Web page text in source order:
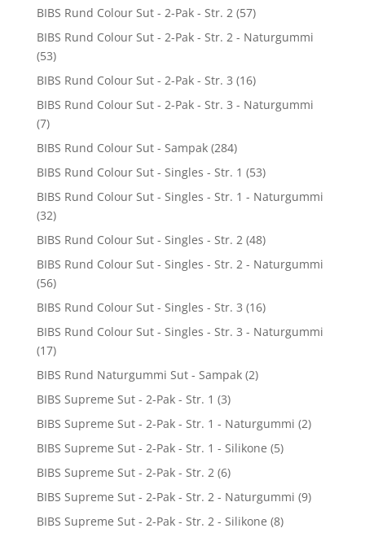
BIBS Rund Colour Sut - 2-Pak - Str. 2 (57)
BIBS Rund Colour Sut - 2-Pak - Str. 2 - Naturgummi
(53)
BIBS Rund Colour Sut - 2-Pak - Str. 3 (16)
BIBS Rund Colour Sut - 2-Pak - Str. 3 - Naturgummi
(7)
BIBS Rund Colour Sut - Sampak (284)
BIBS Rund Colour Sut - Singles - Str. 1 (53)
BIBS Rund Colour Sut - Singles - Str. 1 - Naturgummi
(32)
BIBS Rund Colour Sut - Singles - Str. 2 (48)
BIBS Rund Colour Sut - Singles - Str. 2 - Naturgummi
(56)
BIBS Rund Colour Sut - Singles - Str. 3 (16)
BIBS Rund Colour Sut - Singles - Str. 3 - Naturgummi
(17)
BIBS Rund Naturgummi Sut - Sampak (2)
BIBS Supreme Sut - 2-Pak - Str. 1 (3)
BIBS Supreme Sut - 2-Pak - Str. 1 - Naturgummi (2)
BIBS Supreme Sut - 2-Pak - Str. 1 - Silikone (5)
BIBS Supreme Sut - 2-Pak - Str. 2 (6)
BIBS Supreme Sut - 2-Pak - Str. 2 - Naturgummi (9)
BIBS Supreme Sut - 2-Pak - Str. 2 - Silikone (8)